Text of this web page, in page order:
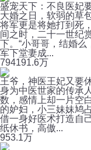
盛宠天下：不良医妃
大婚之日，软弱的草
将军更是将她打到死
间之时，二十一世纪
下。“小哥哥，结婚
军下堂妻成...
794191.6万
王爷，神医王妃又要
身为中医世家的传承
数，感情上却一片空
的妒妇，小三妹妹鸠
借一身好医术打造自
纸休书，高傲...
953.1万